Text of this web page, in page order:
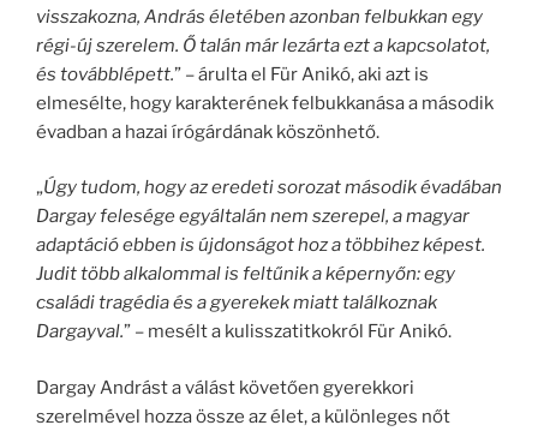
visszakozna, András életében azonban felbukkan egy
régi-új szerelem. Ő talán már lezárta ezt a kapcsolatot,
és továbblépett.” – árulta el Für Anikó, aki azt is
elmesélte, hogy karakterének felbukkanása a második
évadban a hazai írógárdának köszönhető.
„Úgy tudom, hogy az eredeti sorozat második évadában
Dargay felesége egyáltalán nem szerepel, a magyar
adaptáció ebben is újdonságot hoz a többihez képest.
Judit több alkalommal is feltűnik a képernyőn: egy
családi tragédia és a gyerekek miatt találkoznak
Dargayval.” – mesélt a kulisszatitkokról Für Anikó.
Dargay Andrást a válást követően gyerekkori
szerelmével hozza össze az élet, a különleges nőt